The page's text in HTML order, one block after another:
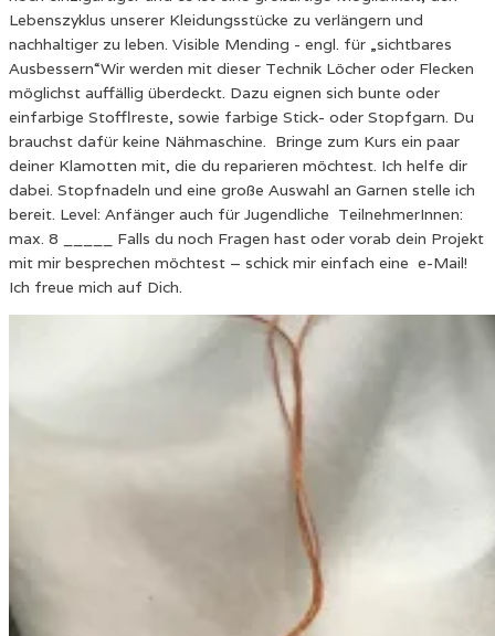
Lebenszyklus unserer Kleidungsstücke zu verlängern und
nachhaltiger zu leben. Visible Mending - engl. für „sichtbares
Ausbessern“Wir werden mit dieser Technik Löcher oder Flecken
möglichst auffällig überdeckt. Dazu eignen sich bunte oder
einfarbige Stofflreste, sowie farbige Stick- oder Stopfgarn. Du
brauchst dafür keine Nähmaschine. Bringe zum Kurs ein paar
deiner Klamotten mit, die du reparieren möchtest. Ich helfe dir
dabei. Stopfnadeln und eine große Auswahl an Garnen stelle ich
bereit. Level: Anfänger auch für Jugendliche TeilnehmerInnen:
max. 8 _____ Falls du noch Fragen hast oder vorab dein Projekt
mit mir besprechen möchtest – schick mir einfach eine e-Mail!
Ich freue mich auf Dich.